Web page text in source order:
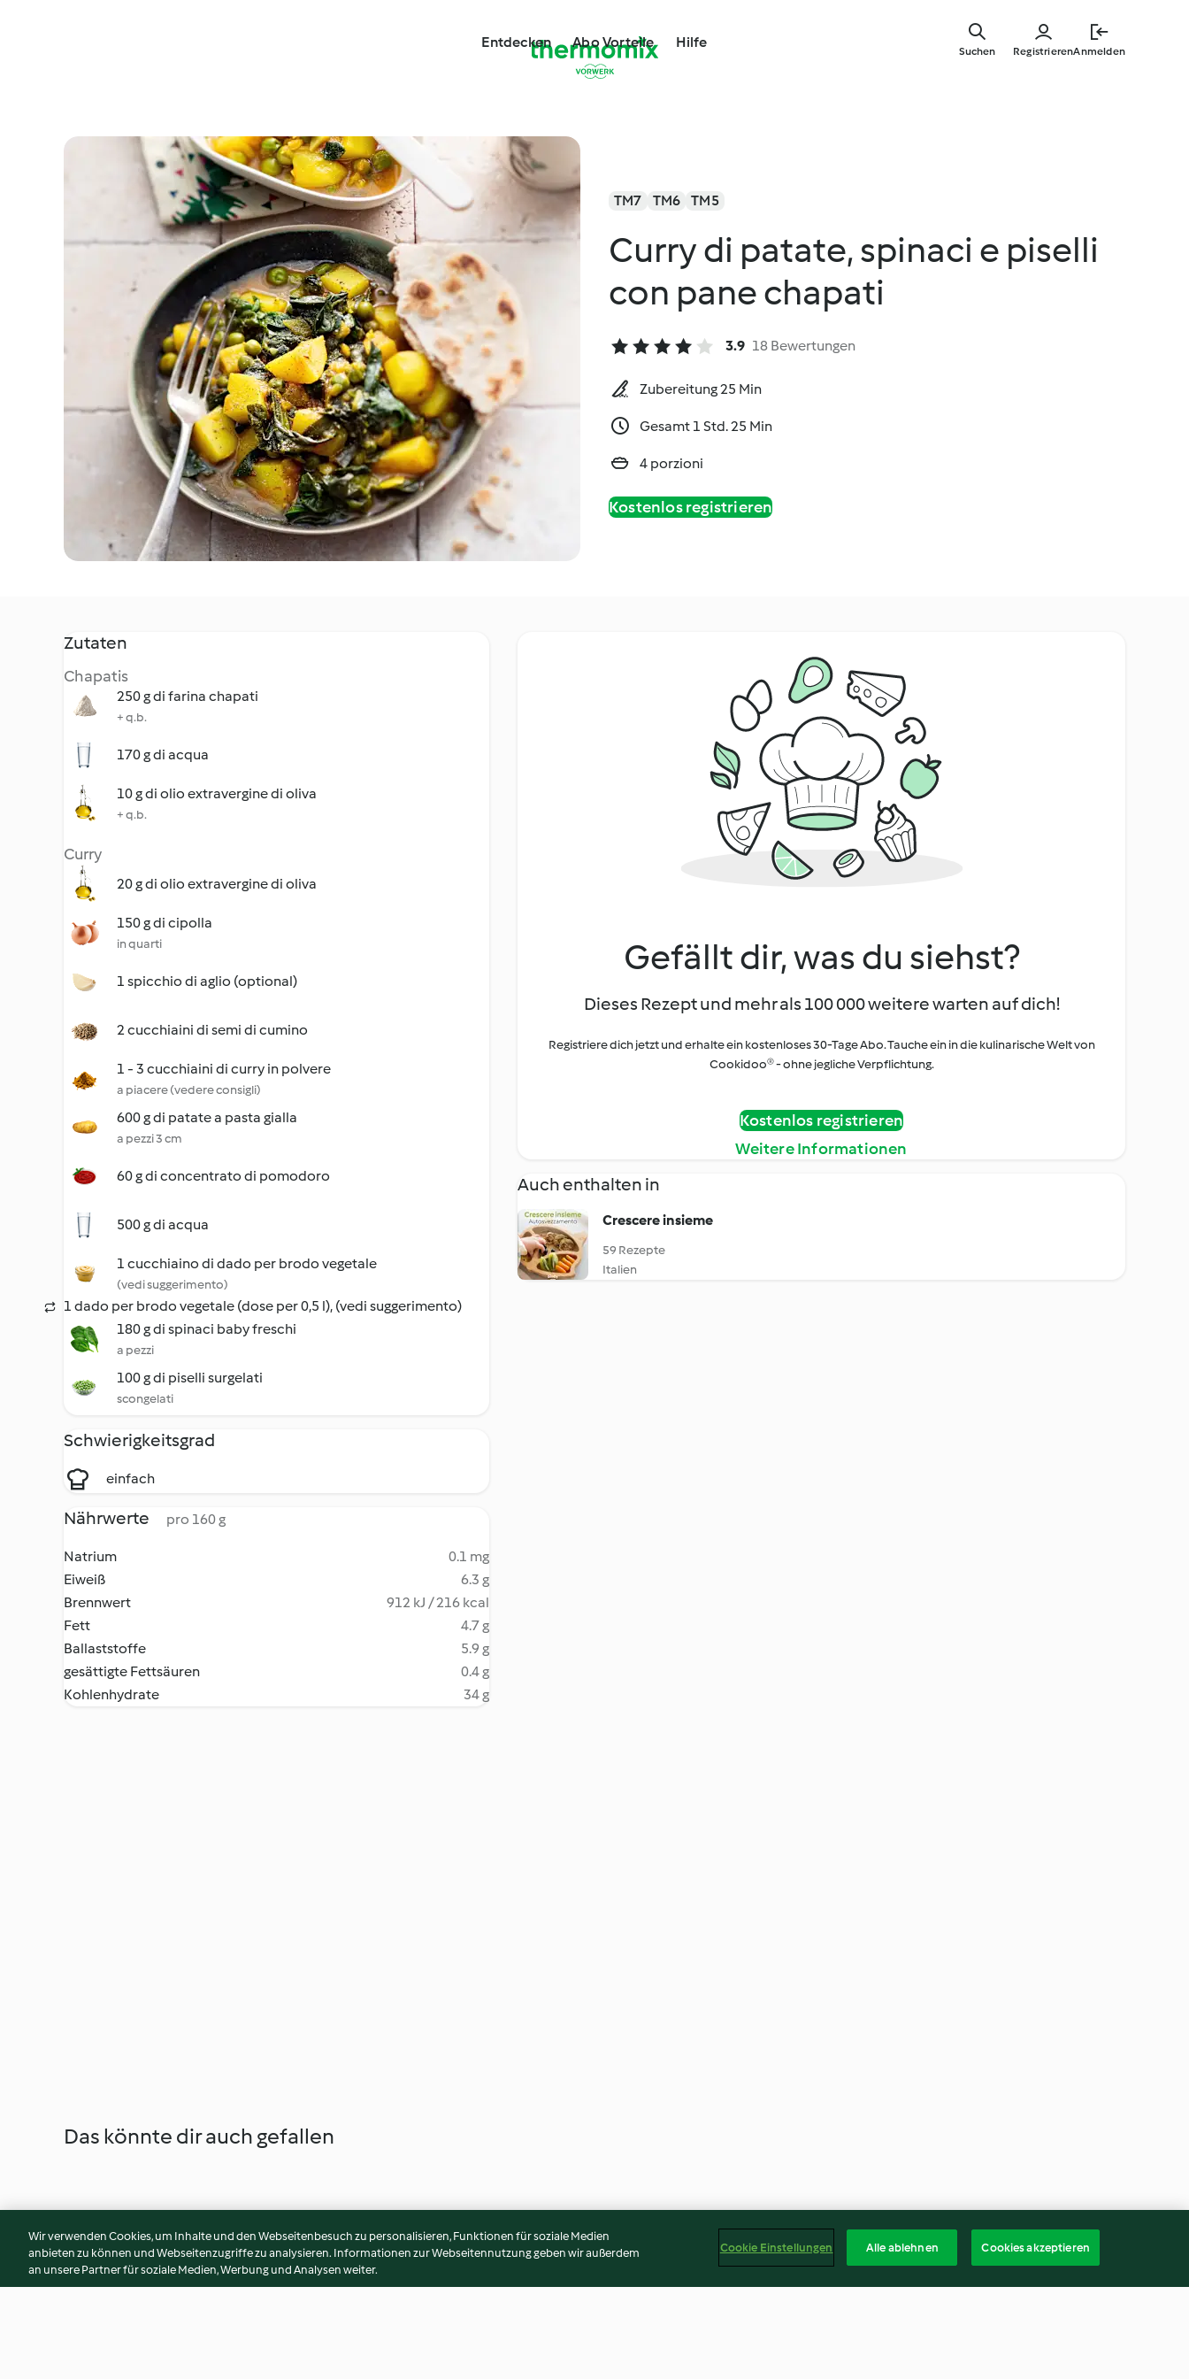
Entdecken Abo Vorteile Hilfe
RegistrierenAnmelden
Suchen
TM7 TM6 TM5
Curry di patate, spinaci e piselli
con pane chapati
3.9 18 Bewertungen
Zubereitung 25 Min
Gesamt 1 Std. 25 Min
4 porzioni
Kostenlos registrieren
Zutaten
Chapatis
250 g di farina chapati
+ q.b.
170 g di acqua
10 g di olio extravergine di oliva
+ q.b.
Curry
20 g di olio extravergine di oliva
150 g di cipolla
in quarti
1 spicchio di aglio (optional)
2 cucchiaini di semi di cumino
1 - 3 cucchiaini di curry in polvere
a piacere (vedere consigli)
600 g di patate a pasta gialla
a pezzi 3 cm
60 g di concentrato di pomodoro
500 g di acqua
1 cucchiaino di dado per brodo vegetale
(vedi suggerimento)
1 dado per brodo vegetale (dose per 0,5 l), (vedi suggerimento)
180 g di spinaci baby freschi
a pezzi
100 g di piselli surgelati
scongelati
Schwierigkeitsgrad
einfach
Nährwerte pro 160 g
Natrium
0.1 mg
Eiweiß
6.3 g
Brennwert
912 kJ / 216 kcal
Fett
4.7 g
Ballaststoffe
5.9 g
gesättigte Fettsäuren
0.4 g
Kohlenhydrate
34 g
Gefällt dir, was du siehst?
Dieses Rezept und mehr als 100 000 weitere warten auf dich!
Registriere dich jetzt und erhalte ein kostenloses 30-Tage Abo. Tauche ein in die kulinarische Welt von
Cookidoo® - ohne jegliche Verpflichtung.
Kostenlos registrieren
Weitere Informationen
Auch enthalten in
Crescere insieme
59 Rezepte
Italien
Das könnte dir auch gefallen
Wir verwenden Cookies, um Inhalte und den Webseitenbesuch zu personalisieren, Funktionen für soziale Medien
anbieten zu können und Webseitenzugriffe zu analysieren. Informationen zur Webseitennutzung geben wir außerdem
an unsere Partner für soziale Medien, Werbung und Analysen weiter.
Cookie Einstellungen Alle ablehnen Cookies akzeptieren